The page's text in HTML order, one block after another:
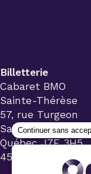
Billetterie
Cabaret BMO
Sainte-Thérèse
57, rue Turgeon
Sainte-Thérèse
Québec J7E 3H5
450 434-4006